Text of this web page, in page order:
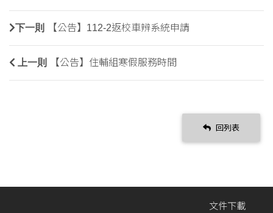
下一則 【公告】112-2返校車辨系統申請
上一則 【公告】住輔組寒假服務時間
回列表
文件下載